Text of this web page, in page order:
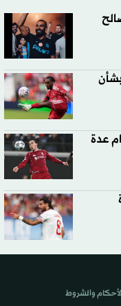
عدة
والشروط